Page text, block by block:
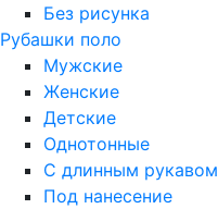
Без рисунка
Рубашки поло
Мужские
Женские
Детские
Однотонные
С длинным рукавом
Под нанесение